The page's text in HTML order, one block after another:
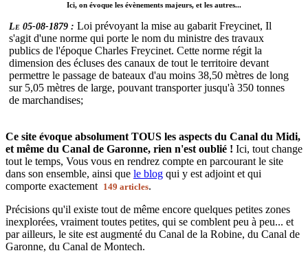
Ici, on évoque les évènements majeurs, et les autres...
Le 05-08-1879 : Loi prévoyant la mise au gabarit Freycinet, Il
s'agit d'une norme qui porte le nom du ministre des travaux
publics de l'époque Charles Freycinet. Cette norme régit la
dimension des écluses des canaux de tout le territoire devant
permettre le passage de bateaux d'au moins 38,50 mètres de long
sur 5,05 mètres de large, pouvant transporter jusqu'à 350 tonnes
de marchandises;
Ce site évoque absolument TOUS les aspects du Canal du Midi,
et même du Canal de Garonne, rien n'est oublié ! Ici, tout change
tout le temps, Vous vous en rendrez compte en parcourant le site
dans son ensemble, ainsi que le blog qui y est adjoint et qui
comporte exactement
149 articles.
Précisions qu'il existe tout de même encore quelques petites zones
inexplorées, vraiment toutes petites, qui se comblent peu à peu... et
par ailleurs, le site est augmenté du Canal de la Robine, du Canal de
Garonne, du Canal de Montech.